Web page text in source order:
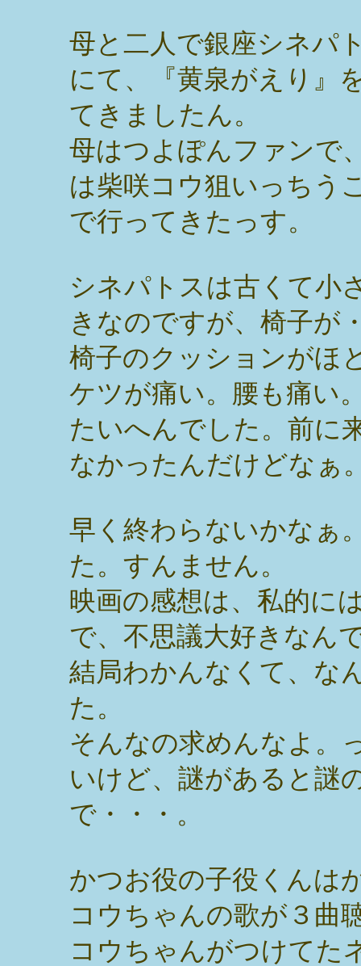
母と二人で銀座シネパ
にて、『黄泉がえり』
てきましたん。
母はつよぽんファンで
は柴咲コウ狙いっちう
で行ってきたっす。
シネパトスは古くて小
きなのですが、椅子が
椅子のクッションがほ
ケツが痛い。腰も痛い
たいへんでした。前に
なかったんだけどなぁ
早く終わらないかなぁ
た。すんません。
映画の感想は、私的に
で、不思議大好きなん
結局わかんなくて、な
た。
そんなの求めんなよ。
いけど、謎があると謎
で・・・。
かつお役の子役くんは
コウちゃんの歌が３曲
コウちゃんがつけてた